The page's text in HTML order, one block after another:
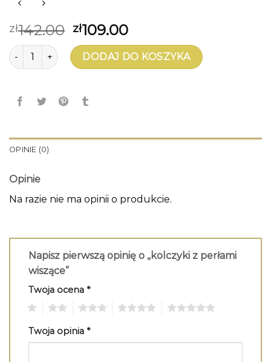
zł142.00 zł109.00
ilość kolczyki z perłami wiszące
DODAJ DO KOSZYKA
OPINIE (0)
Opinie
Na razie nie ma opinii o produkcie.
Napisz pierwszą opinię o „kolczyki z perłami
wiszące”
Twoja ocena *
Twoja opinia *